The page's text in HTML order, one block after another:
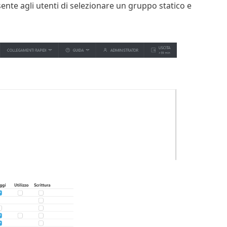
agli utenti di selezionare un gruppo statico e